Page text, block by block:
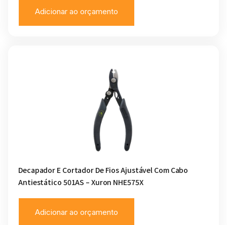
Adicionar ao orçamento
Decapador E Cortador De Fios Ajustável Com Cabo
Antiestático 501AS – Xuron NHE575X
Adicionar ao orçamento